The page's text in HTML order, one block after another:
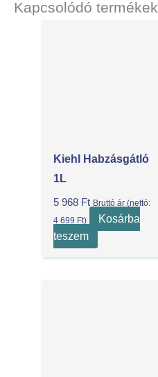
Kapcsolódó termékek
Kiehl Habzásgátló
1L
5 968 Ft Bruttó ár (nettó:
4 699 Ft)
Kosárba
teszem